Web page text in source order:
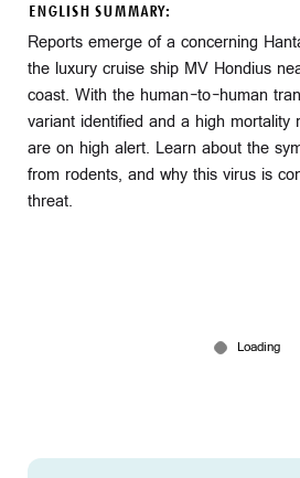
ENGLISH SUMMARY:
Reports emerge of a concerning
the luxury cruise ship MV Hondius
coast. With the human-to-human
variant identified and a high mortality
are on high alert. Learn about the
from rodents, and why this virus is
threat.